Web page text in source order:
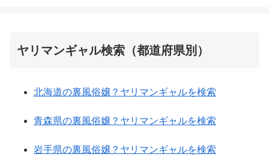
ヤリマンギャル検索（都道府県別）
北海道の裏風俗嬢？ヤリマンギャルを検索
青森県の裏風俗嬢？ヤリマンギャルを検索
岩手県の裏風俗嬢？ヤリマンギャルを検索